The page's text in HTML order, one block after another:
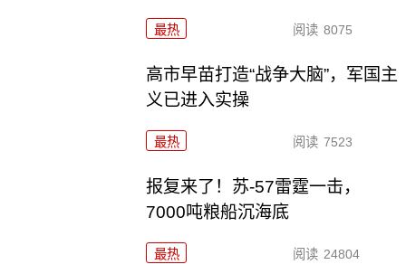
最热 阅读 8075
高市早苗打造“战争大脑”，军国主
义已进入实操
最热 阅读 7523
报复来了！苏-57雷霆一击，
7000吨粮船沉海底
最热 阅读 24804